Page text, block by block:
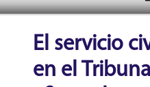
header
El servicio
en el